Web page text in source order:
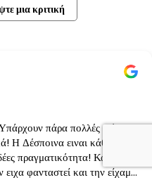
μια κριτική
πάρα πολλές ιδέες
Η Δέσποινα ειναι κάθε φορά
Κάθε
φανταστεί και την είχαμε